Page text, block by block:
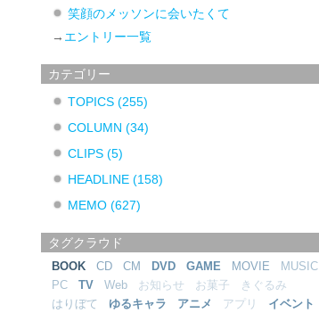
笑顔のメッソンに会いたくて
→ エントリー一覧
カテゴリー
TOPICS(255)
COLUMN(34)
CLIPS(5)
HEADLINE(158)
MEMO(627)
タグクラウド
BOOK CD CM DVD GAME MOVIE
MUSIC
PC
TV Web お知らせ お菓子
きぐるみ
はりぼて
ゆるキャラ アニメ アプリ
イベント